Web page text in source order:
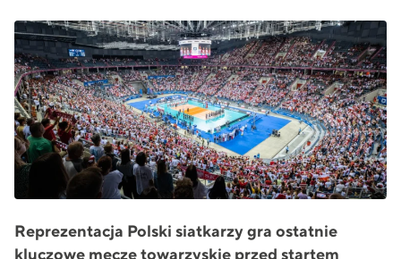
Reprezentacja Polski siatkarzy gra ostatnie